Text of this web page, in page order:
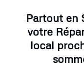
Partout en
votre
local